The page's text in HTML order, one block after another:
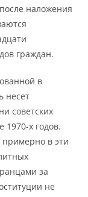
наложения
граждан.
в
несет
советских
1970-х годов.
примерно в эти
за
не